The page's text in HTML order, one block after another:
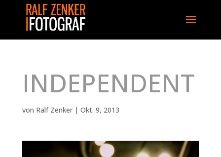
INDEPENDENT
von Ralf Zenker| Okt. 9, 2013